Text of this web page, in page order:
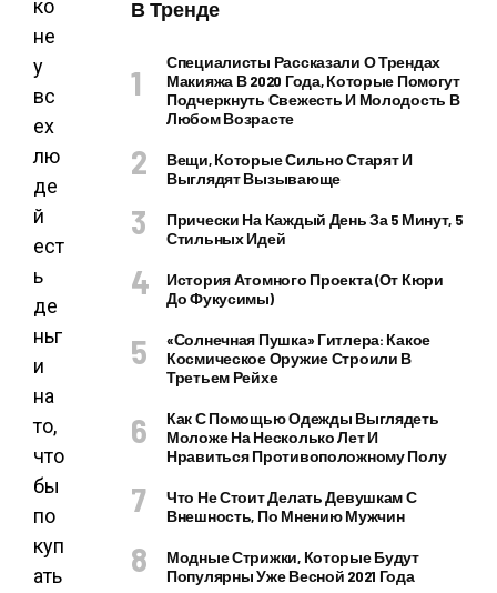
ко
не
у
вс
ех
лю
де
й
ест
ь
де
ньг
и
на
то,
что
бы
по
куп
ать
В Тренде
Специалисты Рассказали О Трендах
Макияжа В 2020 Года, Которые Помогут
Подчеркнуть Свежесть И Молодость В
Любом Возрасте
Вещи, Которые Сильно Старят И
Выглядят Вызывающе
Прически На Каждый День За 5 Минут, 5
Стильных Идей
История Атомного Проекта (от Кюри
До Фукусимы)
«Солнечная Пушка» Гитлера: Какое
Космическое Оружие Строили В
Третьем Рейхе
Как С Помощью Одежды Выглядеть
Моложе На Несколько Лет И
Нравиться Противоположному Полу
Что Не Стоит Делать Девушкам С
Внешность, По Мнению Мужчин
Модные Стрижки, Которые Будут
Популярны Уже Весной 2021 Года